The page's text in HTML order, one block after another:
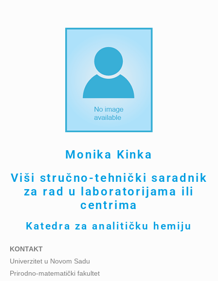
Monika Kinka
Viši stručno-tehnički saradnik
za rad u laboratorijama ili
centrima
Katedra za analitičku hemiju
KONTAKT
Univerzitet u Novom Sadu
Prirodno-matematički fakultet